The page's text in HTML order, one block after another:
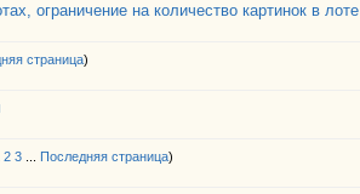
ограничение на количество картинок в лоте
страница)
2 3 Последняя страница)